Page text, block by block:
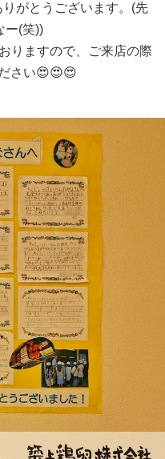
がとうございます。(先
ー(笑))
りますので、ご来店の際
さい😍😍😍